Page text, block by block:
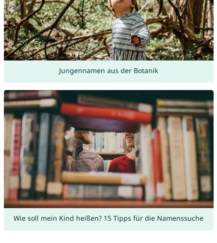
Jungennamen aus der Botanik
Wie soll mein Kind heißen? 15 Tipps für die Namenssuche